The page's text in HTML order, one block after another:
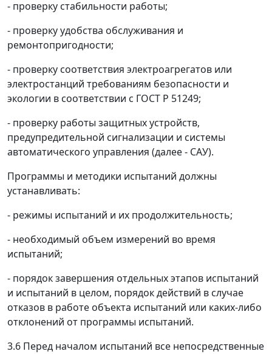
- проверку стабильности работы;
- проверку удобства обслуживания и
ремонтопригодности;
- проверку соответствия электроагрегатов или
электростанций требованиям безопасности и
экологии в соответствии с ГОСТ Р 51249;
- проверку работы защитных устройств,
предупредительной сигнализации и системы
автоматического управления (далее - САУ).
Программы и методики испытаний должны
устанавливать:
- режимы испытаний и их продолжительность;
- необходимый объем измерений во время
испытаний;
- порядок завершения отдельных этапов испытаний
и испытаний в целом, порядок действий в случае
отказов в работе объекта испытаний или каких-либо
отклонений от программы испытаний.
3.6 Перед началом испытаний все непосредственные